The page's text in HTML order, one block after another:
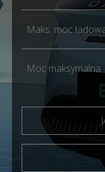
Maks. moc
Moc maksymalna